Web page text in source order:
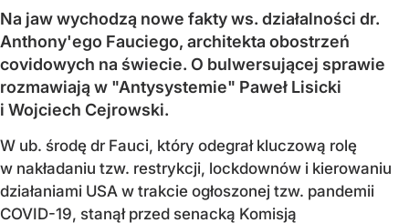
Na jaw wychodzą nowe fakty ws. działalności dr.
Anthony'ego Fauciego, architekta obostrzeń
covidowych na świecie. O bulwersującej sprawie
rozmawiają w "Antysystemie" Paweł Lisicki
i Wojciech Cejrowski.
W ub. środę dr Fauci, który odegrał kluczową rolę
w nakładaniu tzw. restrykcji, lockdownów i kierowaniu
działaniami USA w trakcie ogłoszonej tzw. pandemii
COVID-19, stanął przed senacką Komisją